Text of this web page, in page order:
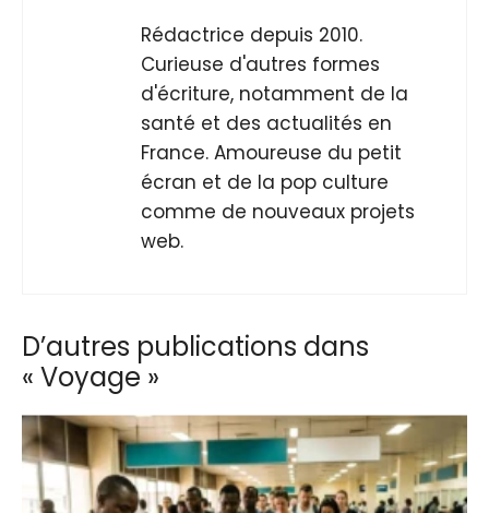
Rédactrice depuis 2010.
Curieuse d'autres formes
d'écriture, notamment de la
santé et des actualités en
France. Amoureuse du petit
écran et de la pop culture
comme de nouveaux projets
web.
D’autres publications dans
« Voyage »